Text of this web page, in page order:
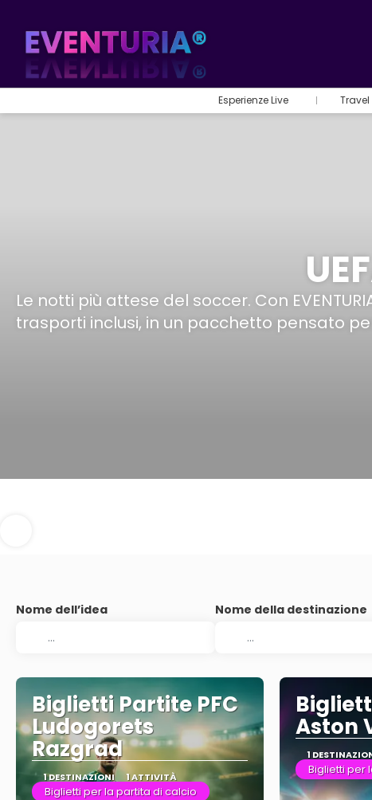
Esperienze Live Travel
Le notti più attese del soccer. Con
trasporti inclusi, in un pacchetto pensato
Nome dell’idea Nome della destinazione
Biglietti Partite PFC
Ludogorets
Razgrad
1 DESTINAZIONI 1 ATTIVITÀ
Biglietti per la partita di calcio
Aston
1
Biglietti per